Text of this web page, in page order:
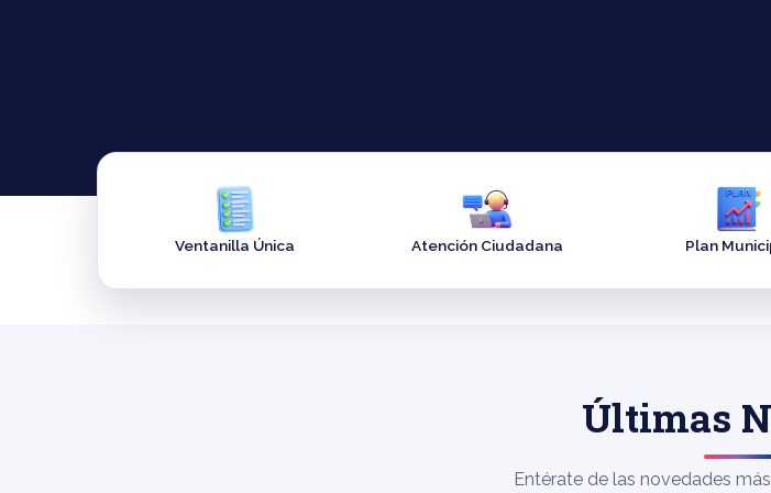
Ventanilla Única Atención Ciudadana Plan
Últimas
Entérate de las novedades